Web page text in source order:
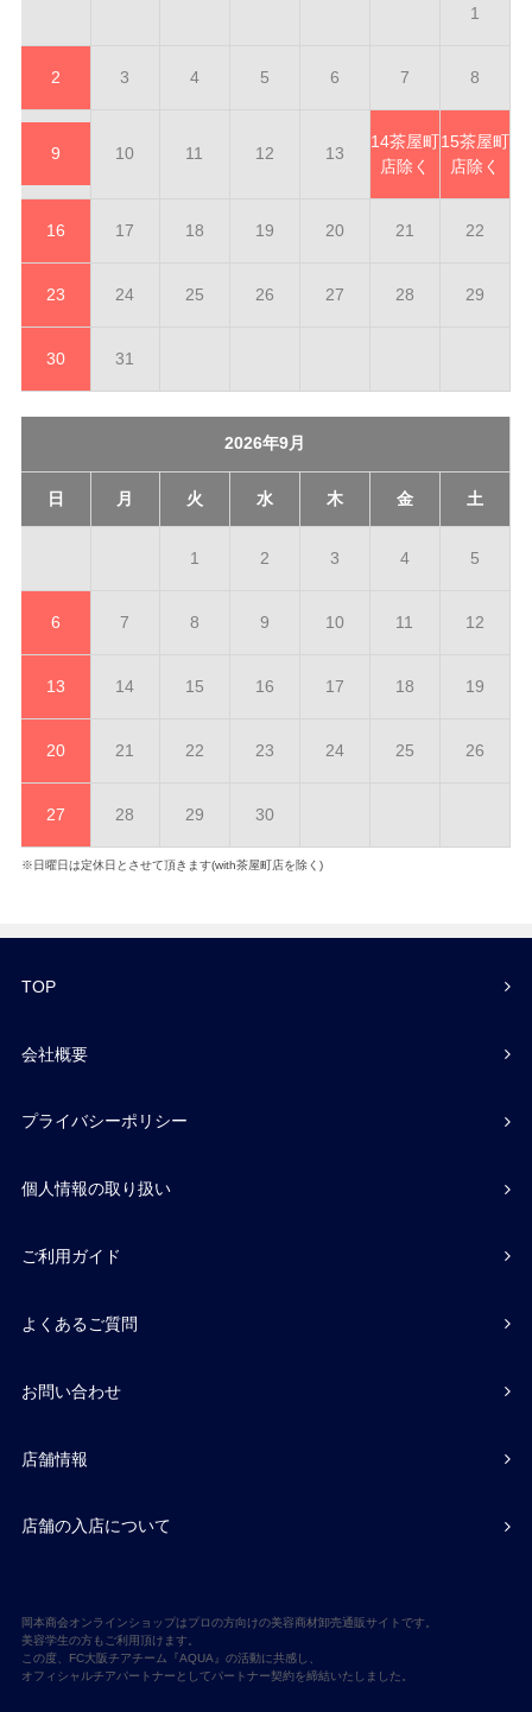
1
2 3 4 5 6 7 8
9 10 11 12 13
14茶屋町
店除く
15茶屋町
店除く
16 17 18 19 20 21 22
23 24 25 26 27 28 29
30 31
2026年9月
日 月 火 水 木 金 土
1 2 3 4 5
6 7 8 9 10 11 12
13 14 15 16 17 18 19
20 21 22 23 24 25 26
27 28 29 30
※日曜日は定休日とさせて頂きます(with茶屋町店を除く)
TOP
会社概要
プライバシーポリシー
個人情報の取り扱い
ご利用ガイド
よくあるご質問
お問い合わせ
店舗情報
店舗の入店について
岡本商会オンラインショップはプロの方向けの美容商材卸売通販サイトです。
美容学生の方もご利用頂けます。
この度、FC大阪チアチーム『AQUA』の活動に共感し、
オフィシャルチアパートナーとしてパートナー契約を締結いたしました。